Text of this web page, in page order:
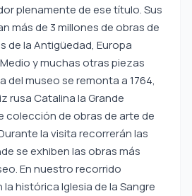
plenamente de ese título. Sus
más de 3 millones de obras de
de la Antigüedad, Europa
y muchas otras piezas
del museo se remonta a 1764,
rusa Catalina la Grande
colección de obras de arte de
la visita recorrerán las
se exhiben las obras más
En nuestro recorrido
histórica Iglesia de la Sangre